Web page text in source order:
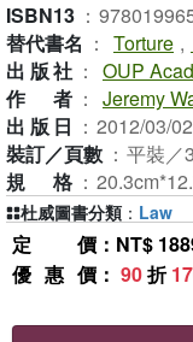
ISBN13 ：
替代書名 ： Torture ,
出版社 ： OUP
作者 ： Jeremy
出版日 ： 2012/03/02
裝訂／頁數 ： 平裝／
規格 ：
定價 ：NT$
優惠價 ： 90折
杜威圖書分類 ： Law